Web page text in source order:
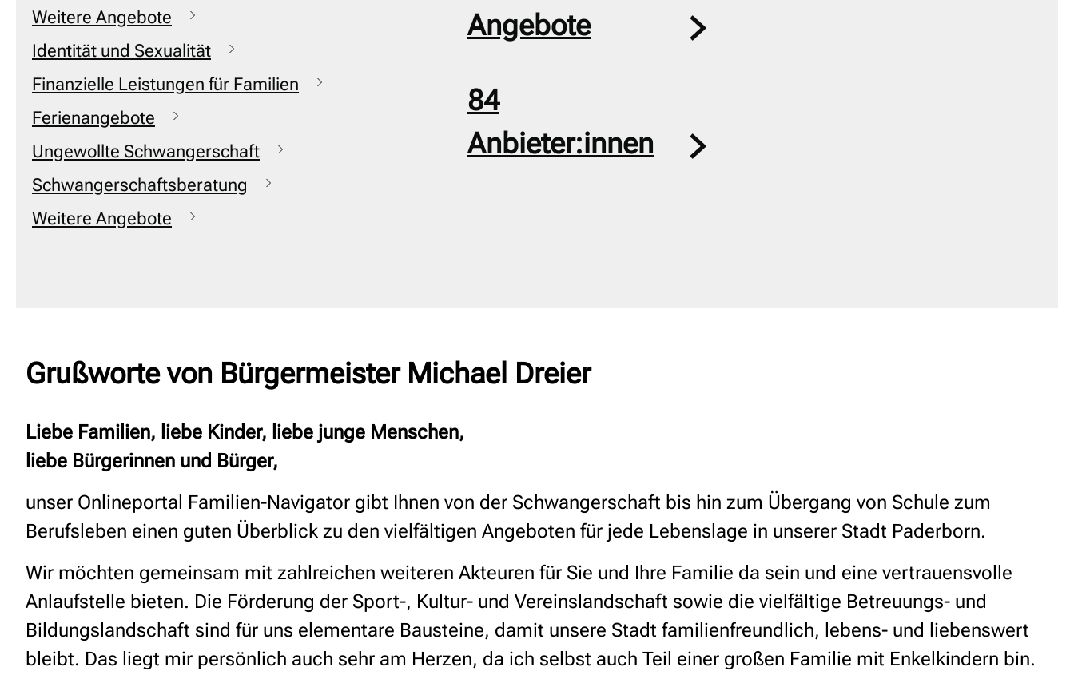
Weitere Angebote
Identität und Sexualität
Finanzielle Leistungen für Familien
Ferienangebote
Ungewollte Schwangerschaft
Schwangerschaftsberatung
Weitere Angebote
Angebote
84
Anbieter:innen
Grußworte von Bürgermeister Michael Dreier
Liebe Familien, liebe Kinder, liebe junge Menschen,
liebe Bürgerinnen und Bürger,
unser Onlineportal Familien-Navigator gibt Ihnen von der Schwangerschaft bis hin zum Übergang von Schule zum
Berufsleben einen guten Überblick zu den vielfältigen Angeboten für jede Lebenslage in unserer Stadt Paderborn.
Wir möchten gemeinsam mit zahlreichen weiteren Akteuren für Sie und Ihre Familie da sein und eine vertrauensvolle
Anlaufstelle bieten. Die Förderung der Sport-, Kultur- und Vereinslandschaft sowie die vielfältige Betreuungs- und
Bildungslandschaft sind für uns elementare Bausteine, damit unsere Stadt familienfreundlich, lebens- und liebenswert
bleibt. Das liegt mir persönlich auch sehr am Herzen, da ich selbst auch Teil einer großen Familie mit Enkelkindern bin.